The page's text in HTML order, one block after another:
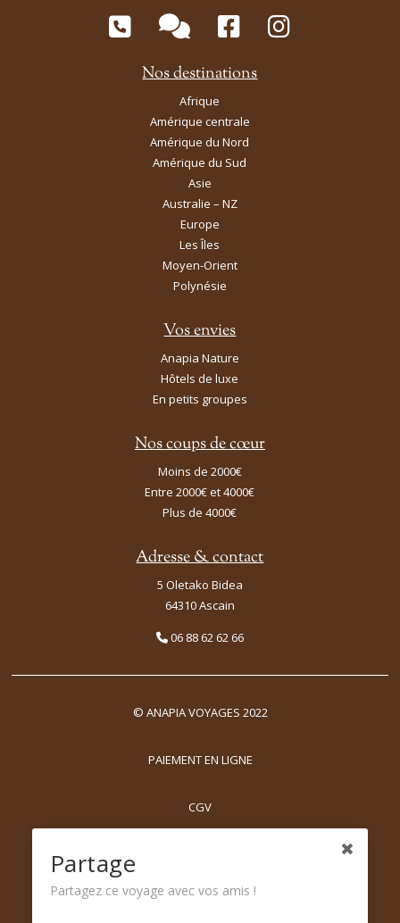
Nos destinations
Afrique
Amérique centrale
Amérique du Nord
Amérique du Sud
Asie
Australie – NZ
Europe
Les Îles
Moyen-Orient
Polynésie
Vos envies
Anapia Nature
Hôtels de luxe
En petits groupes
Nos coups de cœur
Moins de 2000€
Entre 2000€ et 4000€
Plus de 4000€
Adresse & contact
5 Oletako Bidea
64310 Ascain
06 88 62 62 66
© ANAPIA VOYAGES 2022
PAIEMENT EN LIGNE
CGV
CONFIDENTIALITÉ
Partage
Partagez ce voyage avec vos amis !